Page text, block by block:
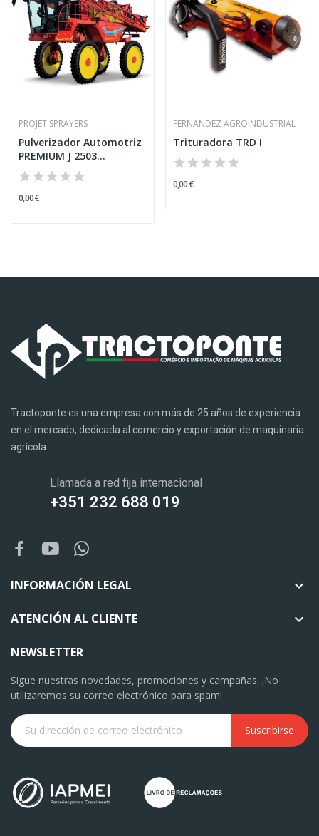
PROJET SPRAYERS
Pulverizador Automotriz
PREMIUM J 2503...
0,00 €
FERNANDEZ AGROINDUSTRIAL
Trituradora TRD I
0,00 €
Tractoponte es una empresa con más de 25 años de experiencia
en el mercado, dedicada al comercio y exportación de maquinaria
agrícola.
Llamada a red fija internacional
+351 232 688 019
INFORMACIÓN LEGAL 
ATENCIÓN AL CLIENTE 
NEWSLETTER
Sigue nuestras novedades, promociones y campañas. ¡No
utilizaremos su correo electrónico para spam!
Suscribirse